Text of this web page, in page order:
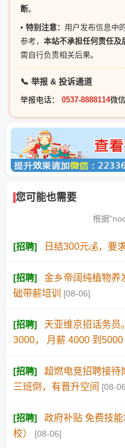
断。
• 特别注意： 用户发布信息中
参考， 本站不承担任何责任及
需自行负责相关后果。
📞 举报 & 投诉通道
举报电话： 0537-8888114微
您可能也需要
根据
[招聘] 日结300元💰，要
[招聘]
金乡帝阔纯植物养
础带薪培训
[08-06]
[招聘]
天亚维京招话务员
3000， 月薪 4000 到5000
[招聘]
超燃电竞招聘接待
三班倒，有晋升空间 [08-
[招聘]
政府补贴 免费技
校）
[08-06]